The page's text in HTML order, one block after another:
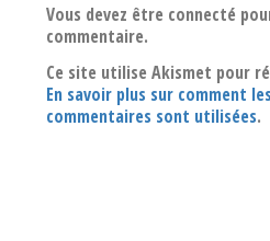
Vous devez être connecté
commentaire.
Ce site utilise Akismet pour
En savoir plus sur comment
commentaires sont utilisées.